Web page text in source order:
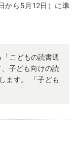
から5月12日）に準
こどもの読書週
子ども向けの読
ます。 「子ども